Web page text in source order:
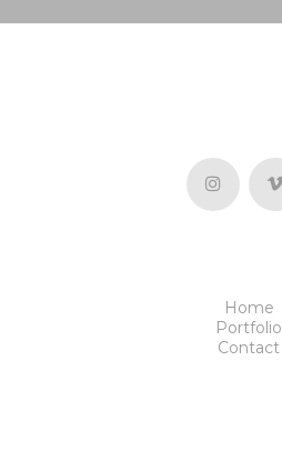
Home
Portfolio
Contact